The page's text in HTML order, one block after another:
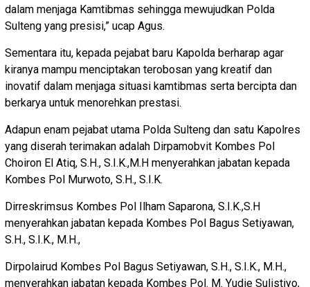
dalam menjaga Kamtibmas sehingga mewujudkan Polda
Sulteng yang presisi,” ucap Agus.
Sementara itu, kepada pejabat baru Kapolda berharap agar
kiranya mampu menciptakan terobosan yang kreatif dan
inovatif dalam menjaga situasi kamtibmas serta bercipta dan
berkarya untuk menorehkan prestasi.
Adapun enam pejabat utama Polda Sulteng dan satu Kapolres
yang diserah terimakan adalah Dirpamobvit Kombes Pol
Choiron El Atiq, S.H., S.I.K.,M.H menyerahkan jabatan kepada
Kombes Pol Murwoto, S.H., S.I.K.
Dirreskrimsus Kombes Pol Ilham Saparona, S.I.K.,S.H
menyerahkan jabatan kepada Kombes Pol Bagus Setiyawan,
S.H., S.I.K., M.H.,
Dirpolairud Kombes Pol Bagus Setiyawan, S.H., S.I.K., M.H.,
menyerahkan jabatan kepada Kombes Pol. M. Yudie Sulistiyo,